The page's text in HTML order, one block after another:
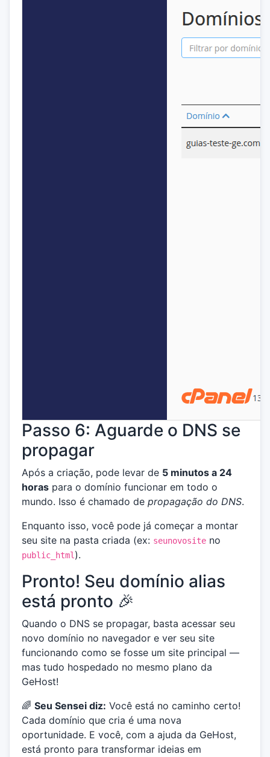
Passo 6: Aguarde o DNS se
propagar
Após a criação, pode levar de 5 minutos a 24
horas para o domínio funcionar em todo o
mundo. Isso é chamado de propagação do DNS.
Enquanto isso, você pode já começar a montar
seu site na pasta criada (ex: seunovosite no
public_html ).
Pronto! Seu domínio alias
está pronto 🎉
Quando o DNS se propagar, basta acessar seu
novo domínio no navegador e ver seu site
funcionando como se fosse um site principal —
mas tudo hospedado no mesmo plano da
GeHost!
🌈 Seu Sensei diz: Você está no caminho certo!
Cada domínio que cria é uma nova
oportunidade. E você, com a ajuda da GeHost,
está pronto para transformar ideias em